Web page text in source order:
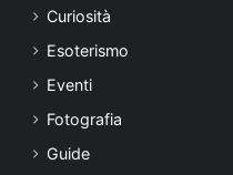
Curiosità
Esoterismo
Eventi
Fotografia
Guide